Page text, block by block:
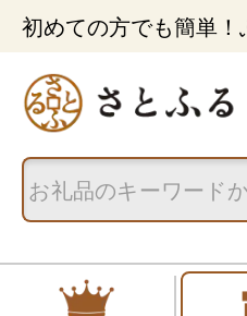
初めての方でも簡単！